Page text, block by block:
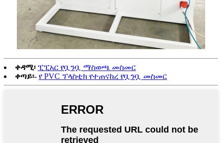
ቀዳሚ፡ ፒፒአር የቧንቧ ማስወጫ መስመር
ቀጣይ፡- የ PVC ፕላስቲክ የተጠናከረ የቧንቧ መስመር